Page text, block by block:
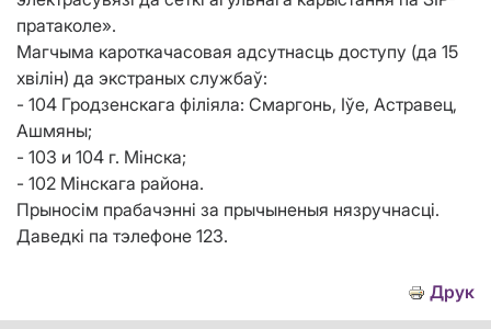
пратаколе».
Магчыма кароткачасовая адсутнасць доступу (да 15
хвілін) да экстраных службаў:
- 104 Гродзенскага філіяла: Смаргонь, Іўе, Астравец,
Ашмяны;
- 103 и 104 г. Мінска;
- 102 Мінскага района.
Прыносім прабачэнні за прычыненыя нязручнасці.
Даведкі па тэлефоне 123.
Друк